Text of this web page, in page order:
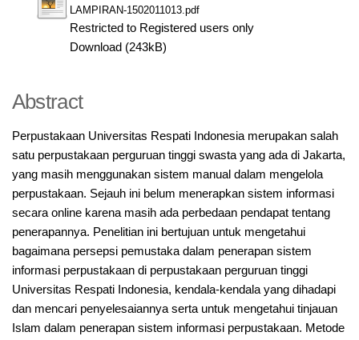
LAMPIRAN-1502011013.pdf
Restricted to Registered users only
Download (243kB)
Abstract
Perpustakaan Universitas Respati Indonesia merupakan salah
satu perpustakaan perguruan tinggi swasta yang ada di Jakarta,
yang masih menggunakan sistem manual dalam mengelola
perpustakaan. Sejauh ini belum menerapkan sistem informasi
secara online karena masih ada perbedaan pendapat tentang
penerapannya. Penelitian ini bertujuan untuk mengetahui
bagaimana persepsi pemustaka dalam penerapan sistem
informasi perpustakaan di perpustakaan perguruan tinggi
Universitas Respati Indonesia, kendala-kendala yang dihadapi
dan mencari penyelesaiannya serta untuk mengetahui tinjauan
Islam dalam penerapan sistem informasi perpustakaan. Metode